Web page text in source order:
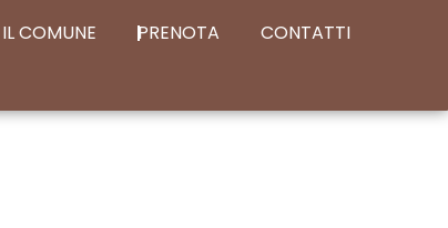
COMUNE PRENOTA CONTATTI